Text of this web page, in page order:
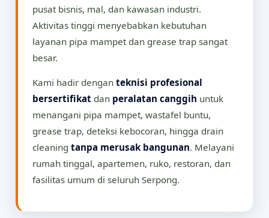
pusat bisnis, mal, dan kawasan industri.
Aktivitas tinggi menyebabkan kebutuhan
layanan pipa mampet dan grease trap sangat
besar.
Kami hadir dengan teknisi profesional
bersertifikat dan peralatan canggih untuk
menangani pipa mampet, wastafel buntu,
grease trap, deteksi kebocoran, hingga drain
cleaning tanpa merusak bangunan. Melayani
rumah tinggal, apartemen, ruko, restoran, dan
fasilitas umum di seluruh Serpong.